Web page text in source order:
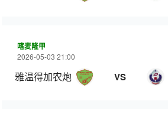
喀麦隆甲
2026-05-03 21:00
雅温得加农炮 VS